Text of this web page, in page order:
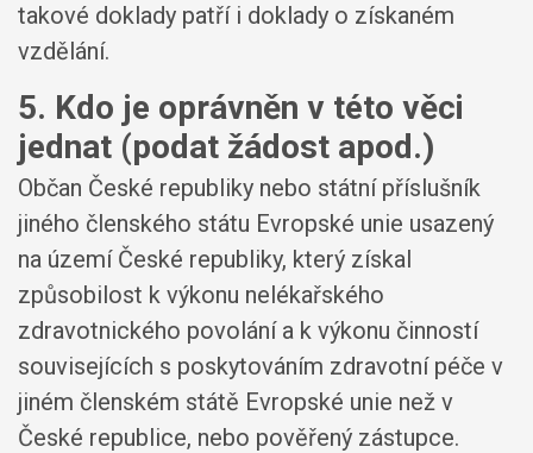
takové doklady patří i doklady o získaném
vzdělání.
5. Kdo je oprávněn v této věci
jednat (podat žádost apod.)
Občan České republiky nebo státní příslušník
jiného členského státu Evropské unie usazený
na území České republiky, který získal
způsobilost k výkonu nelékařského
zdravotnického povolání a k výkonu činností
souvisejících s poskytováním zdravotní péče v
jiném členském státě Evropské unie než v
České republice, nebo pověřený zástupce.